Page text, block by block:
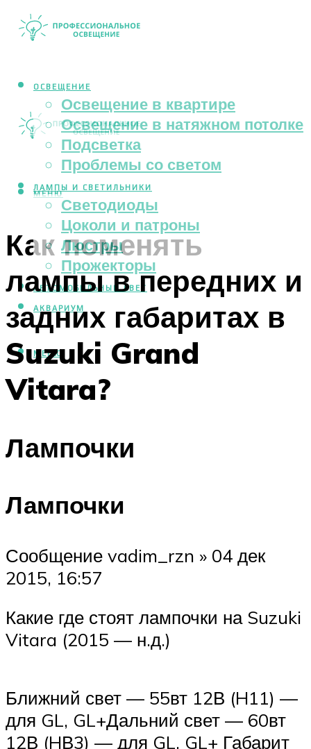
ОСВЕЩЕНИЕ
Освещение в квартире
Освещение в натяжном потолке
Подсветка
Проблемы со светом
ЛАМПЫ И СВЕТИЛЬНИКИ
Светодиоды
Цоколи и патроны
Люстры
Прожекторы
АВТОМОБИЛЬНЫЙ СВЕТ
АКВАРИУМ
МЕНЮ
МЕНЮ
Как поменять
лампы в передних и
задних габаритах в
Suzuki Grand
Vitara?
Лампочки
Лампочки
Сообщение vadim_rzn » 04 дек
2015, 16:57
Какие где стоят лампочки на Suzuki
Vitara (2015 — н.д.)
Ближний свет — 55вт 12В (H11) —
для GL, GL+Дальний свет — 60вт
12В (HВ3) — для GL, GL+ Габарит